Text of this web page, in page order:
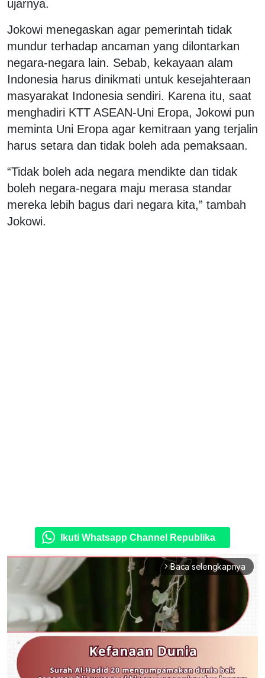
ujarnya.
Jokowi menegaskan agar pemerintah tidak
mundur terhadap ancaman yang dilontarkan
negara-negara lain. Sebab, kekayaan alam
Indonesia harus dinikmati untuk kesejahteraan
masyarakat Indonesia sendiri. Karena itu, saat
menghadiri KTT ASEAN-Uni Eropa, Jokowi pun
meminta Uni Eropa agar kemitraan yang terjalin
harus setara dan tidak boleh ada pemaksaan.
“Tidak boleh ada negara mendikte dan tidak
boleh negara-negara maju merasa standar
mereka lebih bagus dari negara kita,” tambah
Jokowi.
Ikuti Whatsapp Channel Republika
arrow_forward_ios Baca selengkapnya